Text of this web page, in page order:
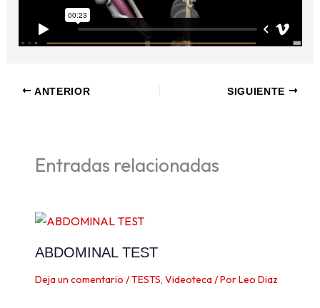
ANTERIOR SIGUIENTE
Entradas relacionadas
ABDOMINAL TEST
Deja un comentario /TESTS, Videoteca/ PorLeo Diaz